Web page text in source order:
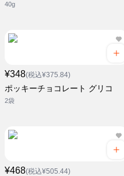
40g
¥348(税込¥375.84)
ポッキーチョコレート グリコ
2袋
¥468(税込¥505.44)